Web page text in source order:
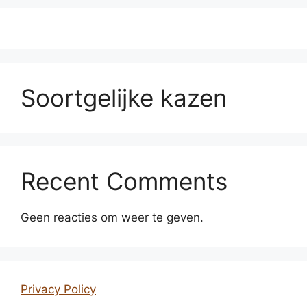
Soortgelijke kazen
Recent Comments
Geen reacties om weer te geven.
Privacy Policy